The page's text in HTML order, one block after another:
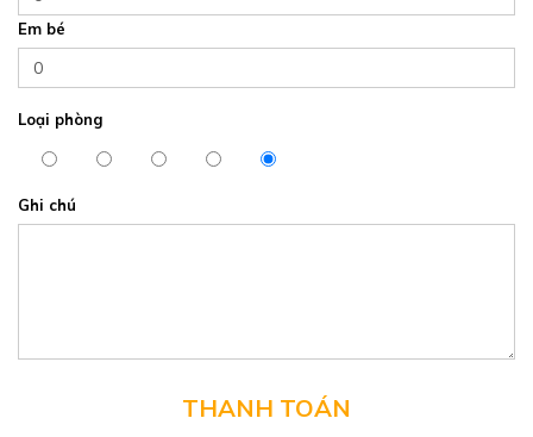
Em bé
Loại phòng
Ghi chú
THANH TOÁN